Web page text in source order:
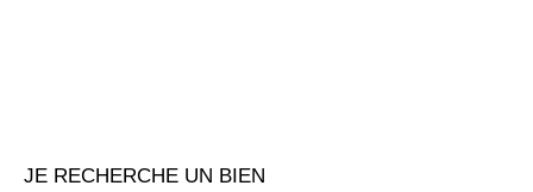
JE RECHERCHE UN BIEN